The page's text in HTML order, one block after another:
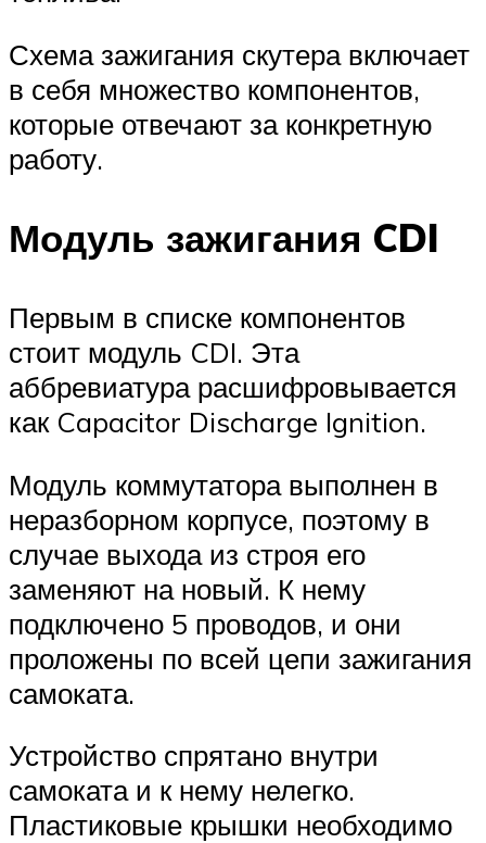
Схема зажигания скутера включает
в себя множество компонентов,
которые отвечают за конкретную
работу.
Модуль зажигания CDI
Первым в списке компонентов
стоит модуль CDI. Эта
аббревиатура расшифровывается
как Capacitor Discharge Ignition.
Модуль коммутатора выполнен в
неразборном корпусе, поэтому в
случае выхода из строя его
заменяют на новый. К нему
подключено 5 проводов, и они
проложены по всей цепи зажигания
самоката.
Устройство спрятано внутри
самоката и к нему нелегко.
Пластиковые крышки необходимо